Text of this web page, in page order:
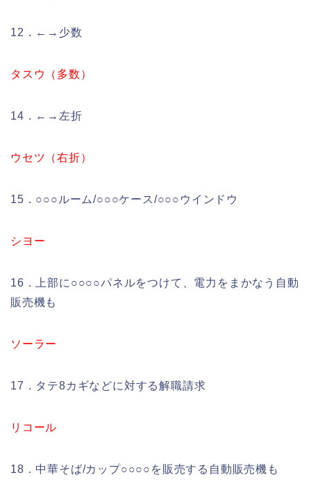
12．←→少数
タスウ（多数）
14．←→左折
ウセツ（右折）
15．○○○ルーム/○○○ケース/○○○ウインドウ
シヨー
16．上部に○○○○パネルをつけて、電力をまかなう自動
販売機も
ソーラー
17．タテ8カギなどに対する解職請求
リコール
18．中華そば/カップ○○○○を販売する自動販売機も